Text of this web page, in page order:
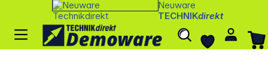
Neuware
TECHNIKdirekt